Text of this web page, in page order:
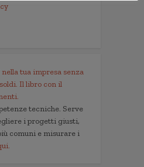
tua impresa senza
Il libro con il
tecniche. Serve
i progetti giusti,
comuni e misurare i